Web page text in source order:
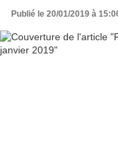
Publié le 20/01/2019 à